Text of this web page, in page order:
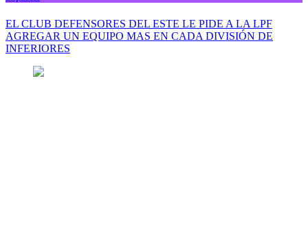
EL CLUB DEFENSORES DEL ESTE LE PIDE A LA LPF
AGREGAR UN EQUIPO MAS EN CADA DIVISIÓN DE
INFERIORES